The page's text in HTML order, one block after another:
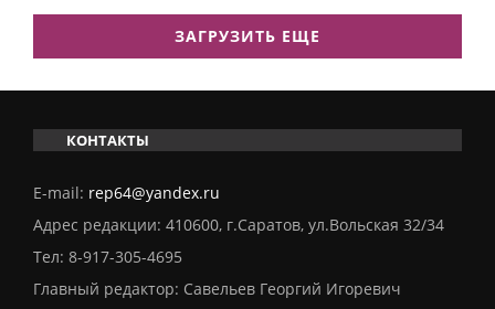
ЗАГРУЗИТЬ ЕЩЕ
КОНТАКТЫ
E-mail: rep64@yandex.ru
Адрес редакции: 410600, г.Саратов, ул.Вольская 32/34
Тел: 8-917-305-4695
Главный редактор: Савельев Георгий Игоревич